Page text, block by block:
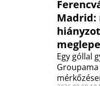
Madrid:
Egy góllal